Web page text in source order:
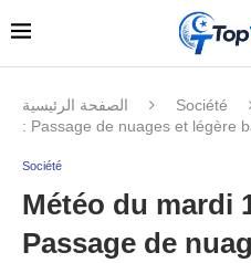
الصفحة الرئيسية Société
: Passage de nuages et légère
Société
Météo du mardi
Passage de